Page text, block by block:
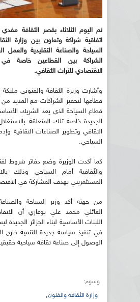
تم اليوم الثلاثاء بقصر الثقافة مفدي
اتفاقية شراكة وتعاون بين وزارة
السياحة والصناعة التقليدية والعمل
الشراكة بين القطاعين خاصة في
الاقتصادي للتراث الثقافي.
وأشارت وزيرة الثقافة والفنوني
قطاعها لتحفيز الشراكات مع العديد
قطاع السياحة الذي يعد الشريك
الجديدة خاصة تلك المتعلقة
الثقافي وتطوير الصناعات الثقافية
السياحي.
كما أكدت الوزيرة وضع دفاتر شروط
والثّقافية أمام السياحي وذلك
المستثمريني بهدف المشاركة في
من جهته أكد وزير السياحة
العائلي محمد علي بوغازي أن
اللبنات الأساسية لبناء الجزائر
في تنفيذ سياسة جديدة للتنمية خارج
الوصول إلى صناعة ثقافة سياحية
وسوم:
وزارة الثقافة والفنون,